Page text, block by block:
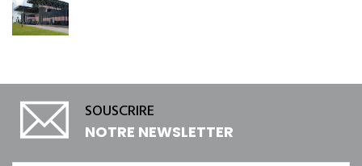
SOUSCRIRE
NOTRE NEWSLETTER